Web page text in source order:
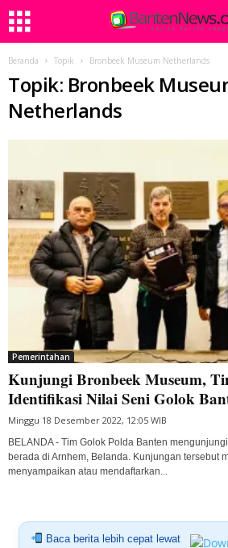
Beranda Topik Bronbeek Museum Netherlands
Topik: Bronbeek
Netherlands
Pemerintahan
Kunjungi Bronbeek Museum,
Identifikasi Nilai Seni Golok
Minggu 18 Desember 2022, 12:05 WIB
BELANDA - Tim Golok Polda Banten
berada di Arnhem, Belanda. Kunjungan tersebut
menyampaikan atau mendaftarkan...
Baca berita lebih cepat lewat